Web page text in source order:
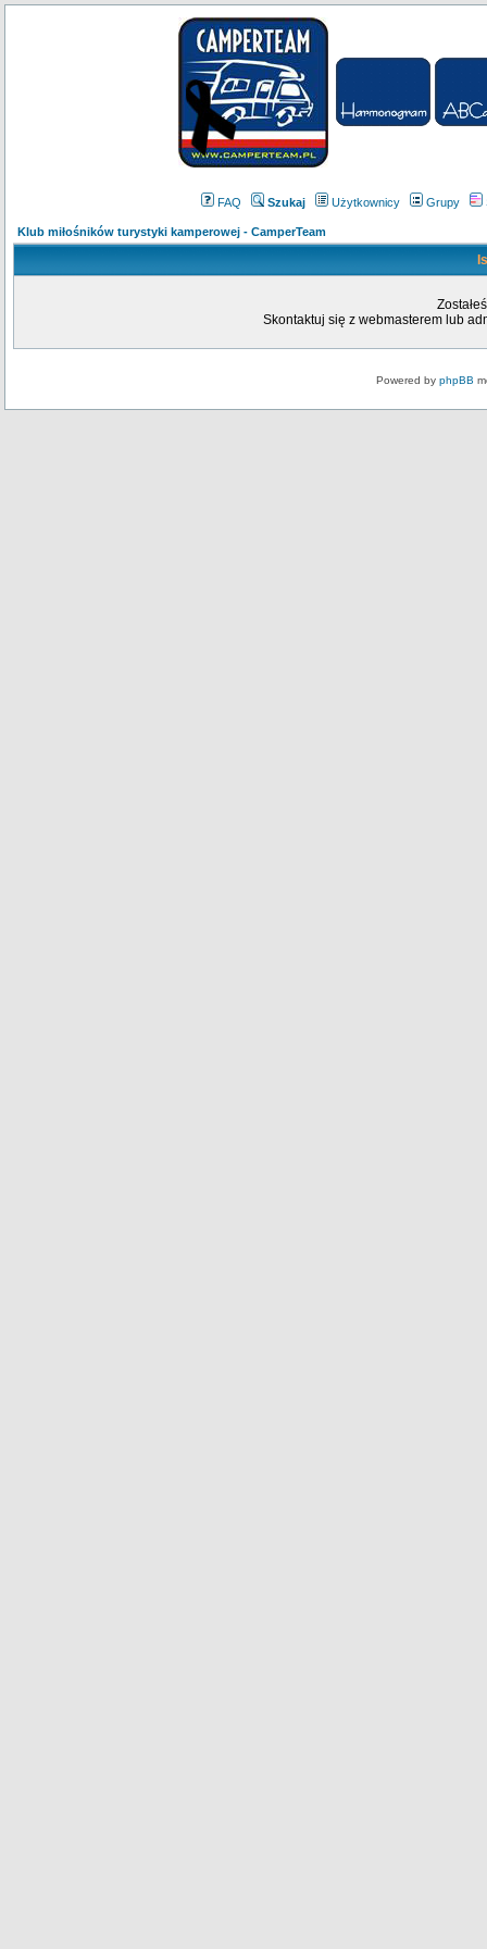
FAQ Szukaj Użytkownicy Grupy
Klub miłośników turystyki kamperowej - CamperTeam
Skontaktuj się z webmasterem lub
Powered by phpBB